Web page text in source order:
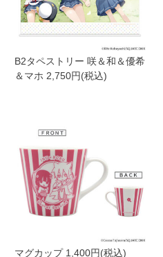
B2タペストリー 咲＆和＆優希
＆マホ 2,750円(税込)
マグカップ 1,400円(税込)